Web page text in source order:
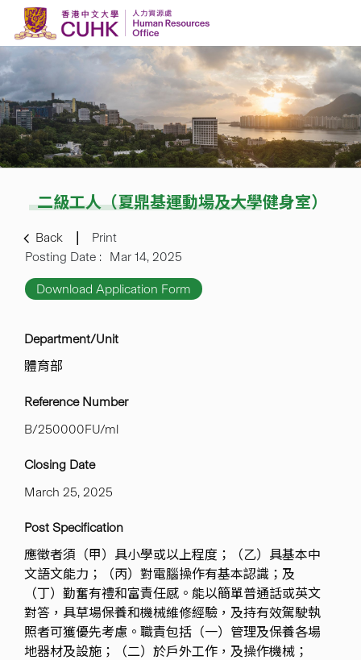
Skip to content
二級工人（夏鼎基運動場及大學健身室）
Back
Print
Posting Date : Mar 14, 2025
Download Application Form
Department/Unit
體育部
Reference Number
B/250000FU/ml
Closing Date
March 25, 2025
Post Specification
應徵者須（甲）具小學或以上程度；（乙）具基本中
文語文能力；（丙）對電腦操作有基本認識；及
（丁）勤奮有禮和富責任感。能以簡單普通話或英文
對答，具草場保養和機械維修經驗，及持有效駕駛執
照者可獲優先考慮。職責包括（一）管理及保養各場
地器材及設施；（二）於戶外工作，及操作機械；